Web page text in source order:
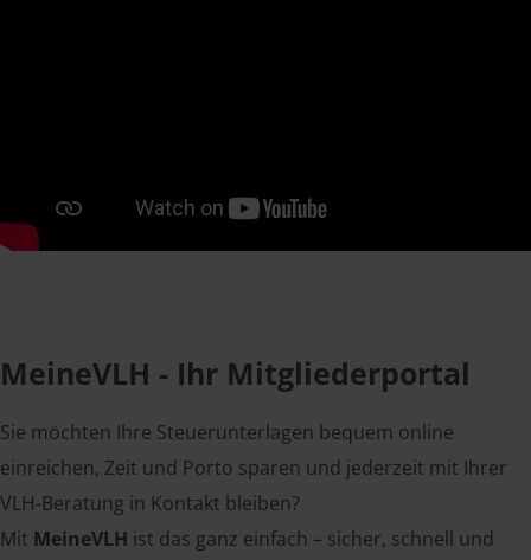
MeineVLH - Ihr Mitgliederportal
Sie möchten Ihre Steuerunterlagen bequem online
einreichen, Zeit und Porto sparen und jederzeit mit Ihrer
VLH-Beratung in Kontakt bleiben?
Mit MeineVLH ist das ganz einfach – sicher, schnell und